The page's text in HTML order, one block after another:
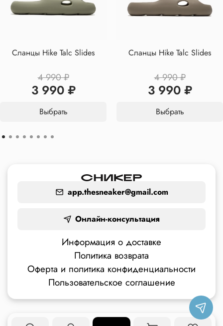
Сланцы Hike Talc Slides
4 990 ₽
3 990 ₽
Выбрать
Сланцы Hike Talc Slides
4 990 ₽
3 990 ₽
Выбрать
app.thesneaker@gmail.com
Онлайн-консультация
Информация о доставке
Политика возврата
Оферта и политика конфиденциальности
Пользовательское соглашение